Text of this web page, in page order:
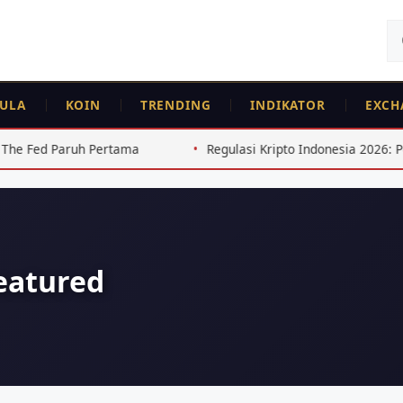
KOIN TRENDING INDIKATOR
Pertama Regulasi Kripto Indonesia 2026: Perubahan